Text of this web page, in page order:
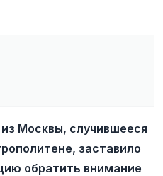
Москвы, случившееся
заставило
обратить внимание